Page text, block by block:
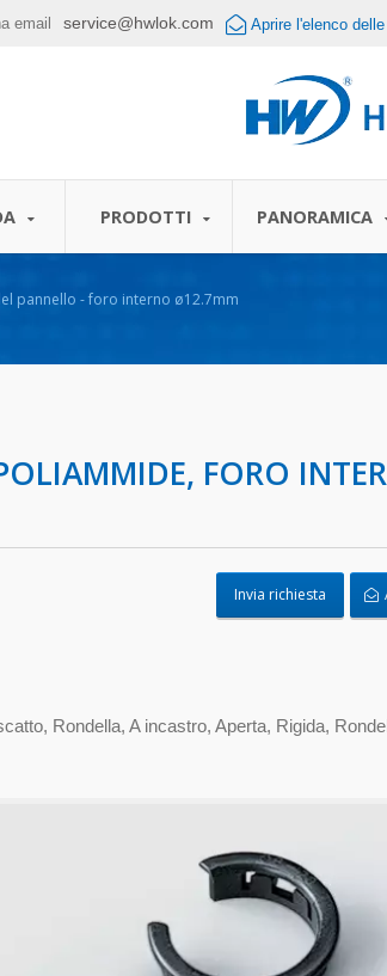
email service@hwlok.com Aprire l'elenco
PRODOTTI PANORAMICA
pannello - foro interno ø12.7mm
FORO
Invia richiesta
Rondella, A incastro, Aperta, Rigida,